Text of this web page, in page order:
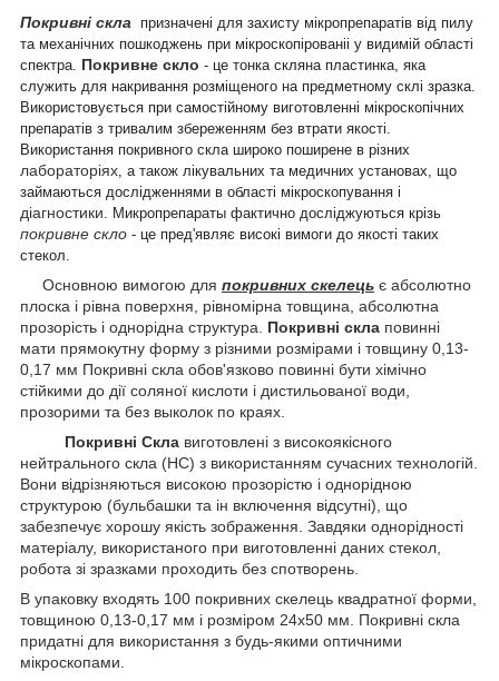
Покривні скла
призначені для захисту мікропрепаратів від пилу
та механічних пошкоджень при мікроскопірованіі у видимій області
спектра. Покривне скло - це тонка скляна пластинка, яка
служить для накривання розміщеного на предметному склі зразка.
Використовується при самостійному виготовленні мікроскопічних
препаратів з тривалим збереженням без втрати якості.
Використання покривного скла широко поширене в різних
лабораторіях , а також лікувальних та медичних установах, що
займаються дослідженнями в області мікроскопування і
діагностики . Микропрепараты фактично досліджуються крізь
покривне скло - це пред'являє високі вимоги до якості таких
стекол.
Основною вимогою для покривних скелець є абсолютно
плоска і рівна поверхня, рівномірна товщина, абсолютна
прозорість і однорідна структура. Покривні скла повинні
мати прямокутну форму з різними розмірами і товщину 0,13-
0,17 мм Покривні скла обов'язково повинні бути хімічно
стійкими до дії соляної кислоти і дистильованої води,
прозорими та без выколок по краях.
Покривні Скла виготовлені з високоякісного
нейтрального скла (НС) з використанням сучасних технологій.
Вони відрізняються високою прозорістю і однорідною
структурою (бульбашки та ін включення відсутні), що
забезпечує хорошу якість зображення. Завдяки однорідності
матеріалу, використаного при виготовленні даних стекол,
робота зі зразками проходить без спотворень.
В упаковку входять 100 покривних скелець квадратної форми,
товщиною 0,13-0,17 мм і розміром 24х50 мм. Покривні скла
придатні для використання з будь-якими оптичними
мікроскопами.